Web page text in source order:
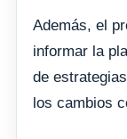
Además, el
informar la
de
los cambios